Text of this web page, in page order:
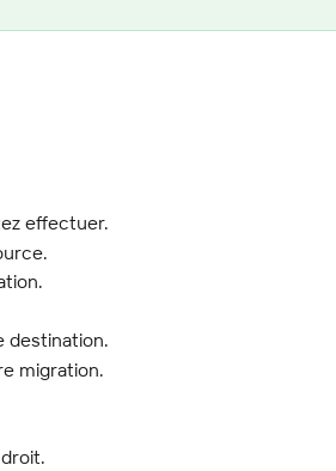
effectuer.
destination.
migration.